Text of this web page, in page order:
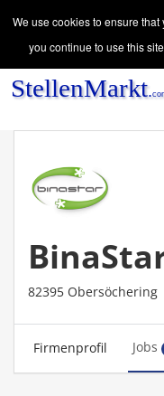
82395 Obersöchering
Firmenprofil Jobs
We use cookies to ensure
you continue to use this